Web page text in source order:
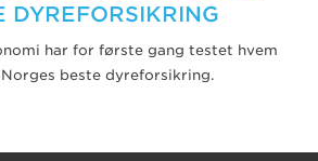
DYREFORSIKRING
har for første gang testet hvem
beste dyreforsikring.